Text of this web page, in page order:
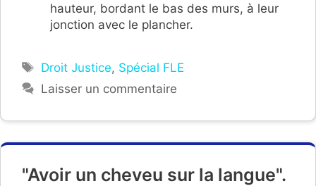
hauteur, bordant le bas des murs, à leur
jonction avec le plancher.
Étiquettes
Droit Justice, Spécial FLE
Laisser un commentaire
"Avoir un cheveu sur la langue".